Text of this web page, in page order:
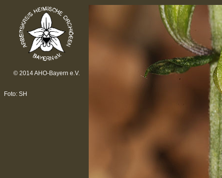
© 2014 AHO-Bayern e.V.
Foto: SH